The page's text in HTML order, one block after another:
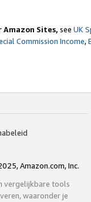
Amazon Sites, see UK
Commission Income,
Amazon.com, Inc.
vergelijkbare tools
waaronder je